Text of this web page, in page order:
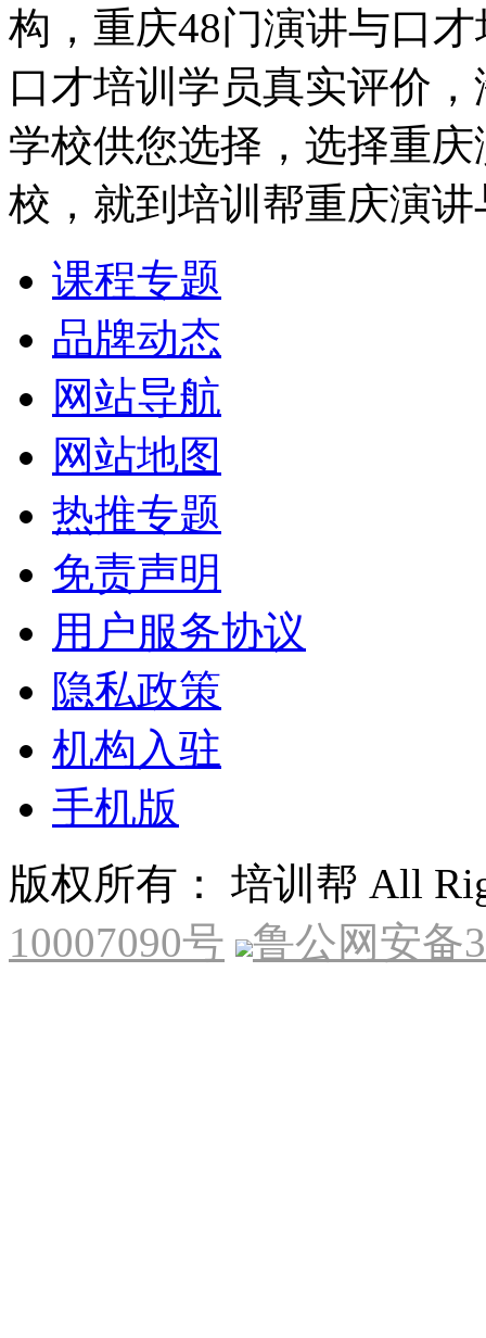
构，重庆48门演讲与口
口才培训学员真实评价
学校供您选择，选择重
校，就到培训帮重庆演
课程专题
品牌动态
网站导航
网站地图
热推专题
免责声明
用户服务协议
隐私政策
机构入驻
手机版
版权所有： 培训帮 All
10007090号
鲁公网安备